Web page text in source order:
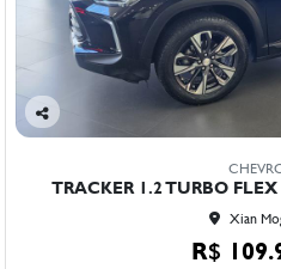
Co
artiTRACKER 1.2 TURBO
Xian
R$